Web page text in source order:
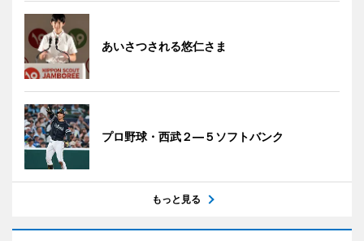
あいさつされる悠仁さま
プロ野球・西武２―５ソフトバンク
もっと見る